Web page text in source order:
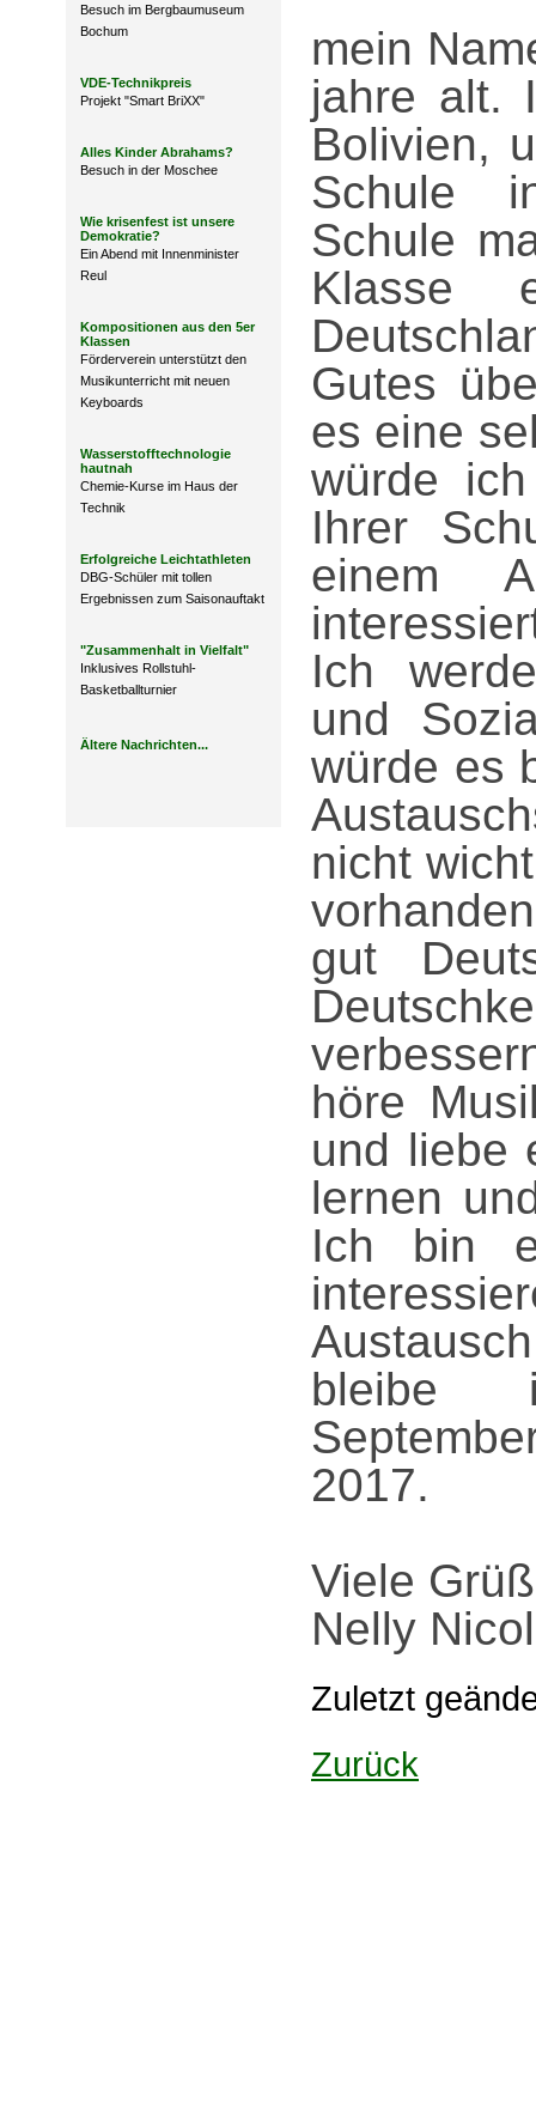
Besuch im Bergbaumuseum
Bochum
VDE-Technikpreis
Projekt "Smart BriXX"
Alles Kinder Abrahams?
Besuch in der Moschee
Wie krisenfest ist unsere
Demokratie?
Ein Abend mit Innenminister
Reul
Kompositionen aus den 5er
Klassen
Förderverein unterstützt den
Musikunterricht mit neuen
Keyboards
Wasserstofftechnologie
hautnah
Chemie-Kurse im Haus der
Technik
Erfolgreiche Leichtathleten
DBG-Schüler mit tollen
Ergebnissen zum Saisonauftakt
"Zusammenhalt in Vielfalt"
Inklusives Rollstuhl-
Basketballturnier
Ältere Nachrichten...
mein
jahre alt.
Bolivien,
Schule
Schule
Klasse
Gutes
es eine
würde
Ihrer
einem
Ich
und
würde es
nicht
gut
höre
und liebe
lernen
Ich bin
bleibe
2017.
Viele
Nelly
Zuletzt
Zurück